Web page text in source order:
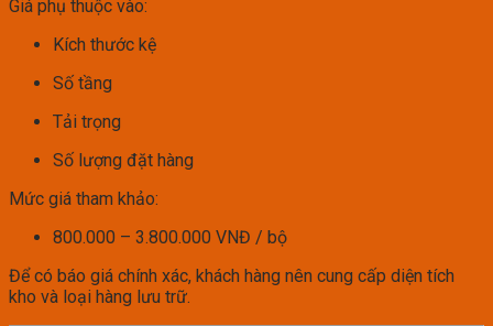
Giá phụ thuộc vào:
Kích thước kệ
Số tầng
Tải trọng
Số lượng đặt hàng
Mức giá tham khảo:
800.000 – 3.800.000 VNĐ / bộ
Để có báo giá chính xác, khách hàng nên cung cấp diện tích
kho và loại hàng lưu trữ.